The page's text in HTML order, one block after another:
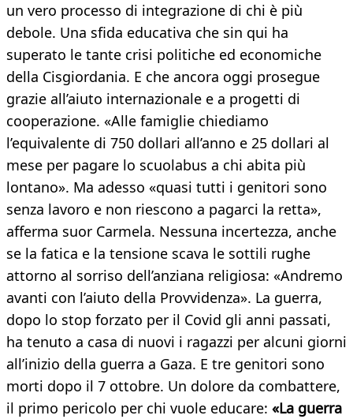
un vero processo di integrazione di chi è più
debole. Una sfida educativa che sin qui ha
superato le tante crisi politiche ed economiche
della Cisgiordania. E che ancora oggi prosegue
grazie all’aiuto internazionale e a progetti di
cooperazione. «Alle famiglie chiediamo
l’equivalente di 750 dollari all’anno e 25 dollari al
mese per pagare lo scuolabus a chi abita più
lontano». Ma adesso «quasi tutti i genitori sono
senza lavoro e non riescono a pagarci la retta»,
afferma suor Carmela. Nessuna incertezza, anche
se la fatica e la tensione scava le sottili rughe
attorno al sorriso dell’anziana religiosa: «Andremo
avanti con l’aiuto della Provvidenza». La guerra,
dopo lo stop forzato per il Covid gli anni passati,
ha tenuto a casa di nuovi i ragazzi per alcuni giorni
all’inizio della guerra a Gaza. E tre genitori sono
morti dopo il 7 ottobre. Un dolore da combattere,
il primo pericolo per chi vuole educare: «La guerra